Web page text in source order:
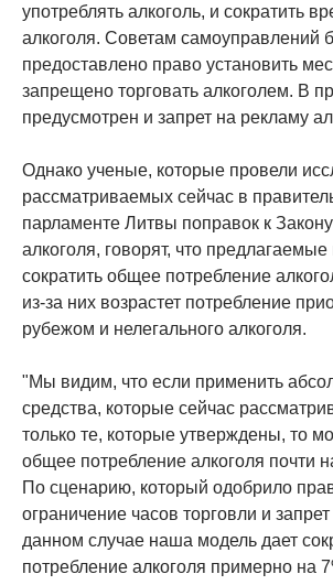
употреблять алкоголь, и сократить
алкоголя. Советам самоуправлений
предоставлено право установить
запрещено торговать алкоголем. В
предусмотрен и запрет на рекламу
Однако ученые, которые провели
рассматриваемых сейчас в
парламенте Литвы поправок к
алкоголя, говорят, что
сократить общее потребление
из-за них возрастет потребление
рубежом и нелегального алкоголя.
"Мы видим, что если применить
средства, которые сейчас
только те, которые утверждены, то
общее потребление алкоголя почти
По сценарию, который одобрило
ограничение часов торговли и
данном случае наша модель дает
потребление алкоголя примерно на